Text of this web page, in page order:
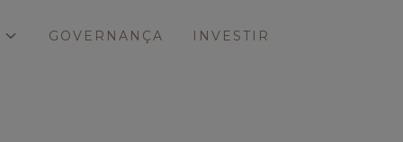
GOVERNANÇA INVESTIR